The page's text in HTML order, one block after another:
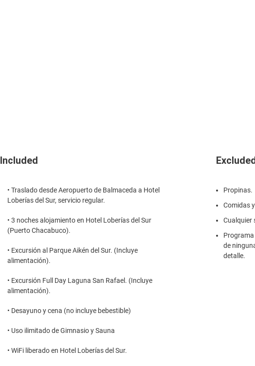
Included
• Traslado desde Aeropuerto de Balmaceda a Hotel
Loberías del Sur, servicio regular.
• 3 noches alojamiento en Hotel Loberías del Sur
(Puerto Chacabuco).
• Excursión al Parque Aikén del Sur. (Incluye
alimentación).
• Excursión Full Day Laguna San Rafael. (Incluye
alimentación).
• Desayuno y cena (no incluye bebestible)
• Uso ilimitado de Gimnasio y Sauna
• WiFi liberado en Hotel Loberías del Sur.
Propinas.
Comidas
Cualquier
de
detalle.